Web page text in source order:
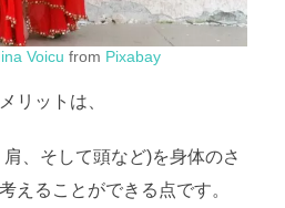
Voicu from Pixabay
リットは、
、そして頭など)を身体のさ
えることができる点です。